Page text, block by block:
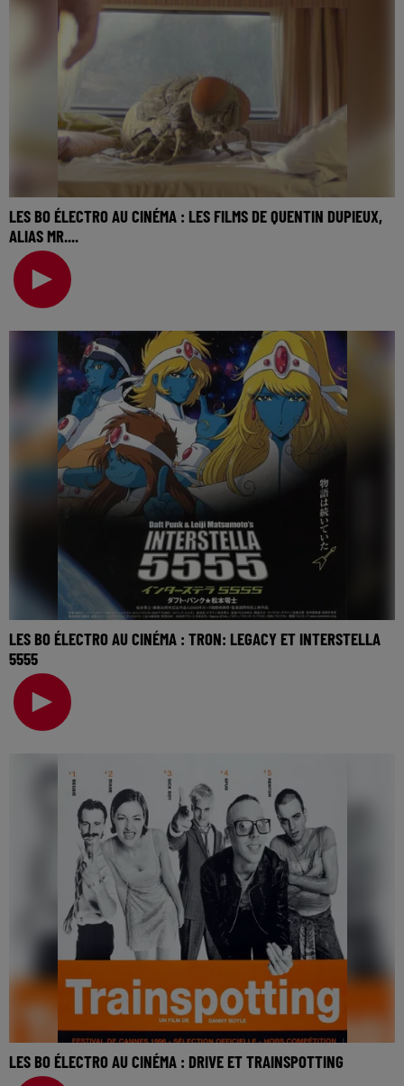
LES BO ÉLECTRO AU CINÉMA : LES FILMS DE QUENTIN DUPIEUX,
ALIAS MR....
La music story du jour c’est celle des BO électro au
cinéma… Une semaine à parler des musiques élect
LES BO ÉLECTRO AU CINÉMA : TRON: LEGACY ET INTERSTELLA
5555
La music story du jour c’est celle des BO électro au
cinéma… Puisqu’on parle de cinéma cette semaine
LES BO ÉLECTRO AU CINÉMA : DRIVE ET TRAINSPOTTING
La music story du jour c’est celle des BO électro au